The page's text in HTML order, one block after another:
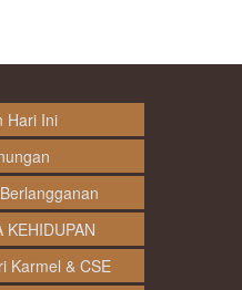
Hari Ini
KEHIDUPAN
Karmel & CSE